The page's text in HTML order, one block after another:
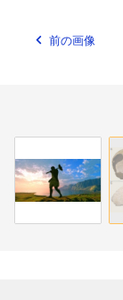
前の画像